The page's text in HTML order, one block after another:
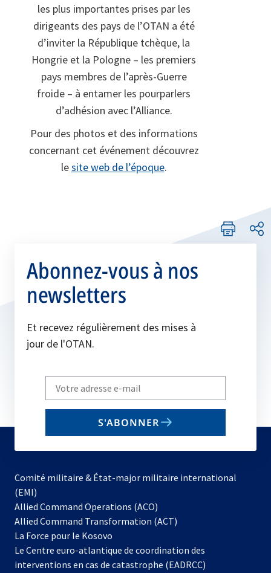
les plus importantes prises par les
dirigeants des pays de l’OTAN a été
d’inviter la République tchèque, la
Hongrie et la Pologne – les premiers
pays membres de l’après-Guerre
froide – à entamer les pourparlers
d’adhésion avec l’Alliance.
Pour des photos et des informations
concernant cet événement découvrez
lesite web de l’époque.
Abonnez-vous à nos
newsletters
Et recevez régulièrement des mises à
jour de l'OTAN.
Write
your
email
S'ABONNER
Comité militaire & État-major militaire international
(EMI)
Allied Command Operations (ACO)
dans
nouvel
onglet
Allied Command Transformation (ACT)
La Force pour le Kosovo
dans
un
Le Centre euro-atlantique de coordination des
interventions en cas de catastrophe (EADRCC)